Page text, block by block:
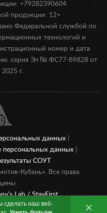
сделать наш веб-
+79282390604
продукции: 12+
Федеральной службой по
технологий и
номер и дата
серия Эл № ФС77-89828 от
г.
данных
персональных данных
СОУТ
Кубань». Все права
Lab /StayFirst